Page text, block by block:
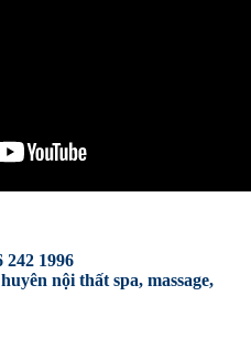
242 1996
nội thất spa, massage,